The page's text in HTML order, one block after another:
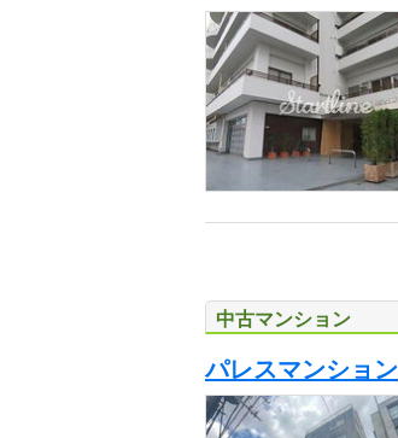
中古マンション
パレスマンション